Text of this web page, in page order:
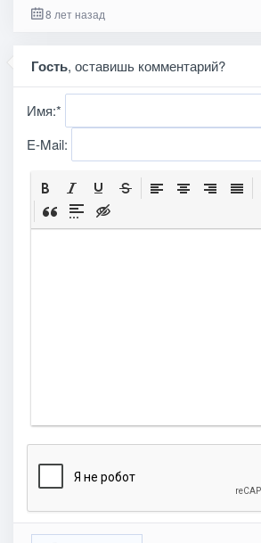
8 лет назад
Гость, оставишь комментарий?
Имя:*
E-Mail: